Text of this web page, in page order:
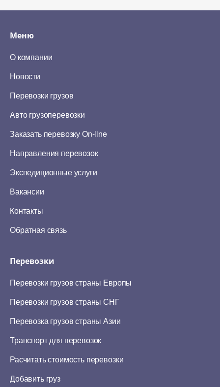
Меню
О компании
Новости
Перевозки грузов
Авто грузоперевозки
Заказать перевозку On-line
Направления перевозок
Экспедиционные услуги
Вакансии
Контакты
Обратная связь
Перевозки
Перевозки грузов страны Европы
Перевозки грузов страны СНГ
Перевозка грузов страны Азии
Транспорт для перевозок
Расчитать стоимость перевозки
Добавить груз